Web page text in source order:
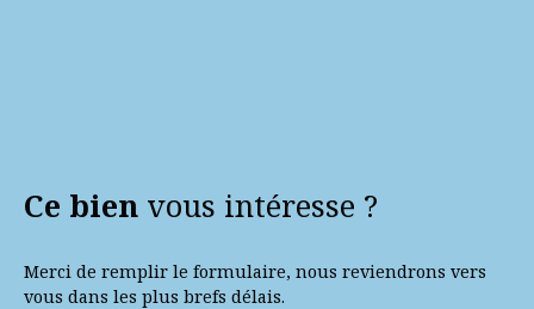
Ce bien vous intéresse ?
Merci de remplir le formulaire, nous reviendrons vers
vous dans les plus brefs délais.